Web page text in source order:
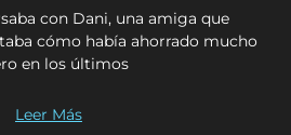
con Dani, una amiga que
cómo había ahorrado mucho
en los últimos
Leer Más